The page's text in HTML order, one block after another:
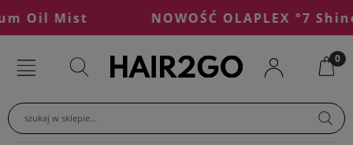
Oil Mist NOWOŚĆ OLAPLEX °7
szukaj w sklepie...